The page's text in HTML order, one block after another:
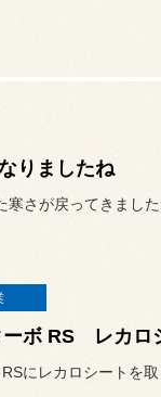
りましたね
寒さが戻ってきました
ーボ RS レカ
にレカロシートを取